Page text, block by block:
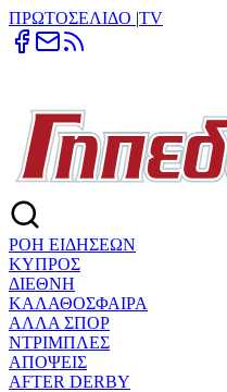
ΠΡΩΤΟΣΕΛΙΔΟ |TV
ΡΟΗ ΕΙΔΗΣΕΩΝ
ΚΥΠΡΟΣ
ΔΙΕΘΝΗ
ΚΑΛΑΘΟΣΦΑΙΡΑ
ΑΛΛΑ ΣΠΟΡ
ΝΤΡΙΜΠΛΕΣ
ΑΠΟΨΕΙΣ
AFTER DERBY